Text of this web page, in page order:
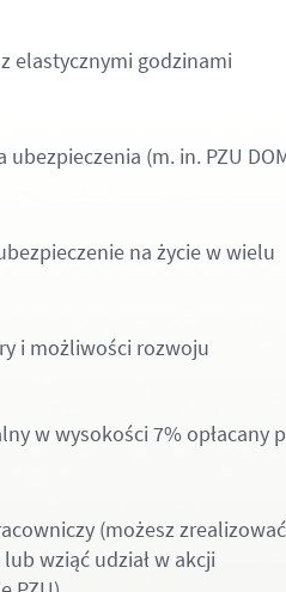
elastycznymi godzinami
(m. in. PZU
na życie w wielu
i możliwości rozwoju
w wysokości 7% opłacany
(możesz zrealizować
wziąć udział w akcji